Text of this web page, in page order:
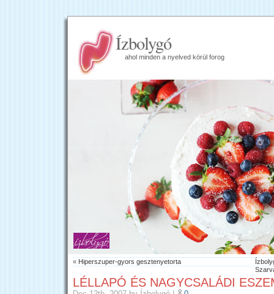
Ízbolygó
ahol minden a nyelved körül forog
« Hiperszuper-gyors gesztenyetorta
LÉLLAPÓ ÉS NAGYCSALÁDI